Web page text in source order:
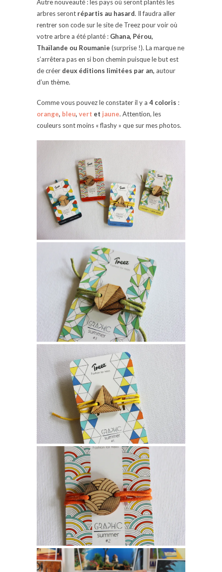
Autre nouveauté : les pays où seront plantés les
arbres seront répartis au hasard. Il faudra aller
rentrer son code sur le site de Treez pour voir où
votre arbre a été planté : Ghana, Pérou,
Thaïlande ou Roumanie (surprise !). La marque ne
s’arrêtera pas en si bon chemin puisque le but est
de créer deux éditions limitées par an, autour
d’un thème.
Comme vous pouvez le constater il y a 4 coloris :
orange, bleu, vert et jaune. Attention, les
couleurs sont moins « flashy » que sur mes photos.